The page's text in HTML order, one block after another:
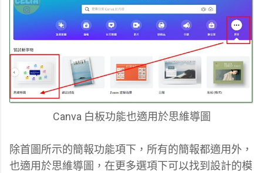
Canva 白板功能也適用於思維導圖
除首圖所示的簡報功能項下，所有的簡報都適用外，
也適用於思維導圖，在更多選項下可以找到設計的模